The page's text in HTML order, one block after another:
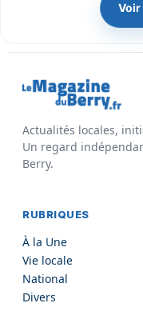
Voir
Actualités locales,
Un regard
Berry.
RUBRIQUES
À la Une
Vie locale
National
Divers